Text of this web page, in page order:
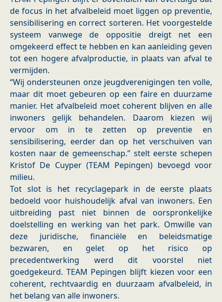
de focus in het afvalbeleid moet liggen op preventie,
sensibilisering en correct sorteren. Het voorgestelde
systeem vanwege de oppositie dreigt net een
omgekeerd effect te hebben en kan aanleiding geven
tot een hogere afvalproductie, in plaats van afval te
vermijden.
“Wij ondersteunen onze jeugdverenigingen ten volle,
maar dit moet gebeuren op een faire en duurzame
manier. Het afvalbeleid moet coherent blijven en alle
inwoners gelijk behandelen. Daarom kiezen wij
ervoor om in te zetten op preventie en
sensibilisering, eerder dan op het verschuiven van
kosten naar de gemeenschap.” stelt eerste schepen
Kristof De Cuyper (TEAM Pepingen) bevoegd voor
milieu.
Tot slot is het recyclagepark in de eerste plaats
bedoeld voor huishoudelijk afval van inwoners. Een
uitbreiding past niet binnen de oorspronkelijke
doelstelling en werking van het park. Omwille van
deze juridische, financiële en beleidsmatige
bezwaren, en gelet op het risico op
precedentwerking werd dit voorstel niet
goedgekeurd. TEAM Pepingen blijft kiezen voor een
coherent, rechtvaardig en duurzaam afvalbeleid, in
het belang van alle inwoners.